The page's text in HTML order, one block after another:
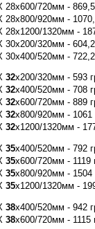
720мм -
920мм -
1320мм -
320мм -
520мм - 722,2
32x200/320мм - 593
32x400/520мм - 708
32x600/720мм - 889
32x800/920мм - 1061
32x1200/1320мм -
35x400/520мм - 792
35x600/720мм - 1119
35x800/920мм - 1504
35x1200/1320мм -
38x400/520мм - 942
38x600/720мм - 1115